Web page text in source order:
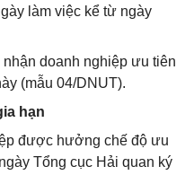
làm việc kể từ ngày
doanh nghiệp ưu tiên
(mẫu 04/DNUT).
hạn
được hưởng chế độ ưu
Tổng cục Hải quan ký